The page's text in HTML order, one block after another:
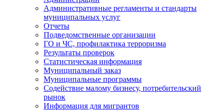
Административные регламенты и стандарты
муниципальных услуг
Отчеты
Подведомственные организации
ГО и ЧС, профилактика терроризма
Результаты проверок
Статистическая информация
Муниципальный заказ
Муниципальные программы
Содействие малому бизнесу, потребительский
рынок
Информация для мигрантов